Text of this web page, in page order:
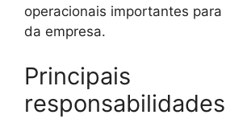
operacionais importantes
da empresa.
Principais
responsabilidades